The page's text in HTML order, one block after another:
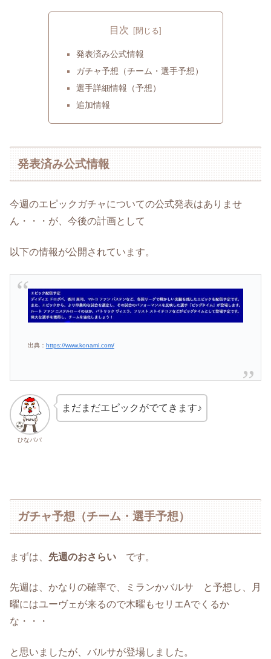
目次
発表済み公式情報
ガチャ予想（チーム・選手予想）
選手詳細情報（予想）
追加情報
発表済み公式情報
今週のエピックガチャについての公式発表はありませ
ん・・・が、今後の計画として
以下の情報が公開されています。
出典： https://www.konami.com/
ひなパパ
まだまだエピックがでてきます♪
ガチャ予想（チーム・選手予想）
まずは、 先週のおさらい です。
先週は、かなりの確率で、ミランかバルサ と予想し、月
曜にはユーヴェが来るので木曜もセリエAでくるか
な・・・
と思いましたが、バルサが登場しました。